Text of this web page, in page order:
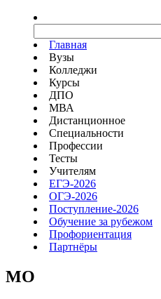
Главная
Вузы
Колледжи
Курсы
ДПО
МВА
Дистанционное
Специальности
Профессии
Тесты
Учителям
ЕГЭ-2026
ОГЭ-2026
Поступление-2026
Обучение за рубежом
Профориентация
Партнёры
MO